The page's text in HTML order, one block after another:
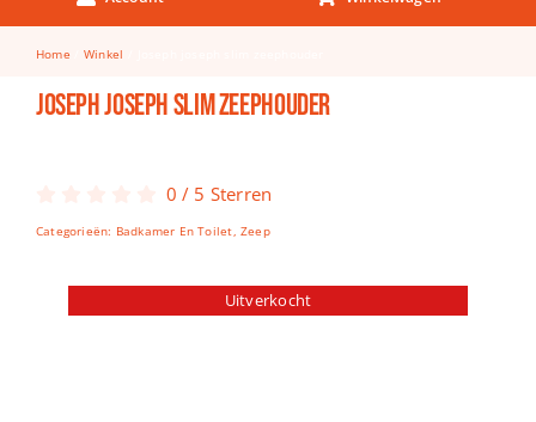
Keuken & Tafelen
Kinderfietsen
Knutselen
Spellen
Puzzels
Home Winkel
Joseph joseph slim zeephouder
0 / 5 Sterren
Categorieën: Badkamer En Toilet, Zeep
Uitverkocht